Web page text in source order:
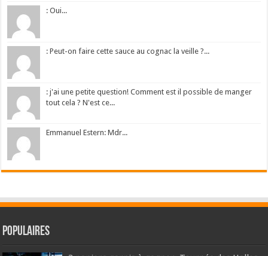
: Oui...
: Peut-on faire cette sauce au cognac la veille ?...
: j'ai une petite question! Comment est il possible de manger
tout cela ? N'est ce...
Emmanuel Estern: Mdr...
Populaires